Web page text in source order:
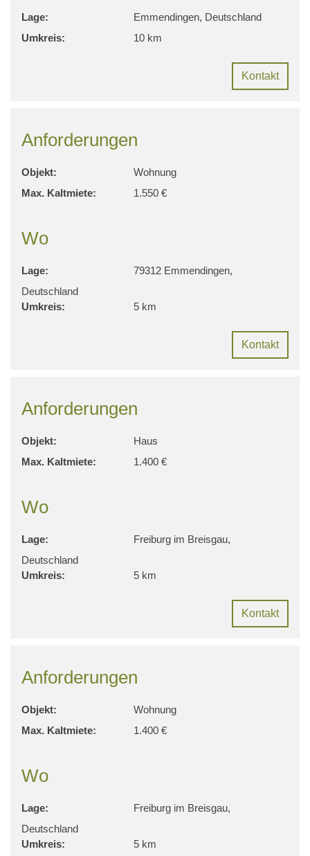
Lage:
Emmendingen, Deutschland
Umkreis:
10 km
Kontakt
Anforderungen
Objekt:
Wohnung
Max. Kaltmiete:
1.550 €
Wo
Lage:
79312 Emmendingen,
Deutschland
Umkreis:
5 km
Kontakt
Anforderungen
Objekt:
Haus
Max. Kaltmiete:
1.400 €
Wo
Lage:
Freiburg im Breisgau,
Deutschland
Umkreis:
5 km
Kontakt
Anforderungen
Objekt:
Wohnung
Max. Kaltmiete:
1.400 €
Wo
Lage:
Freiburg im Breisgau,
Deutschland
Umkreis:
5 km